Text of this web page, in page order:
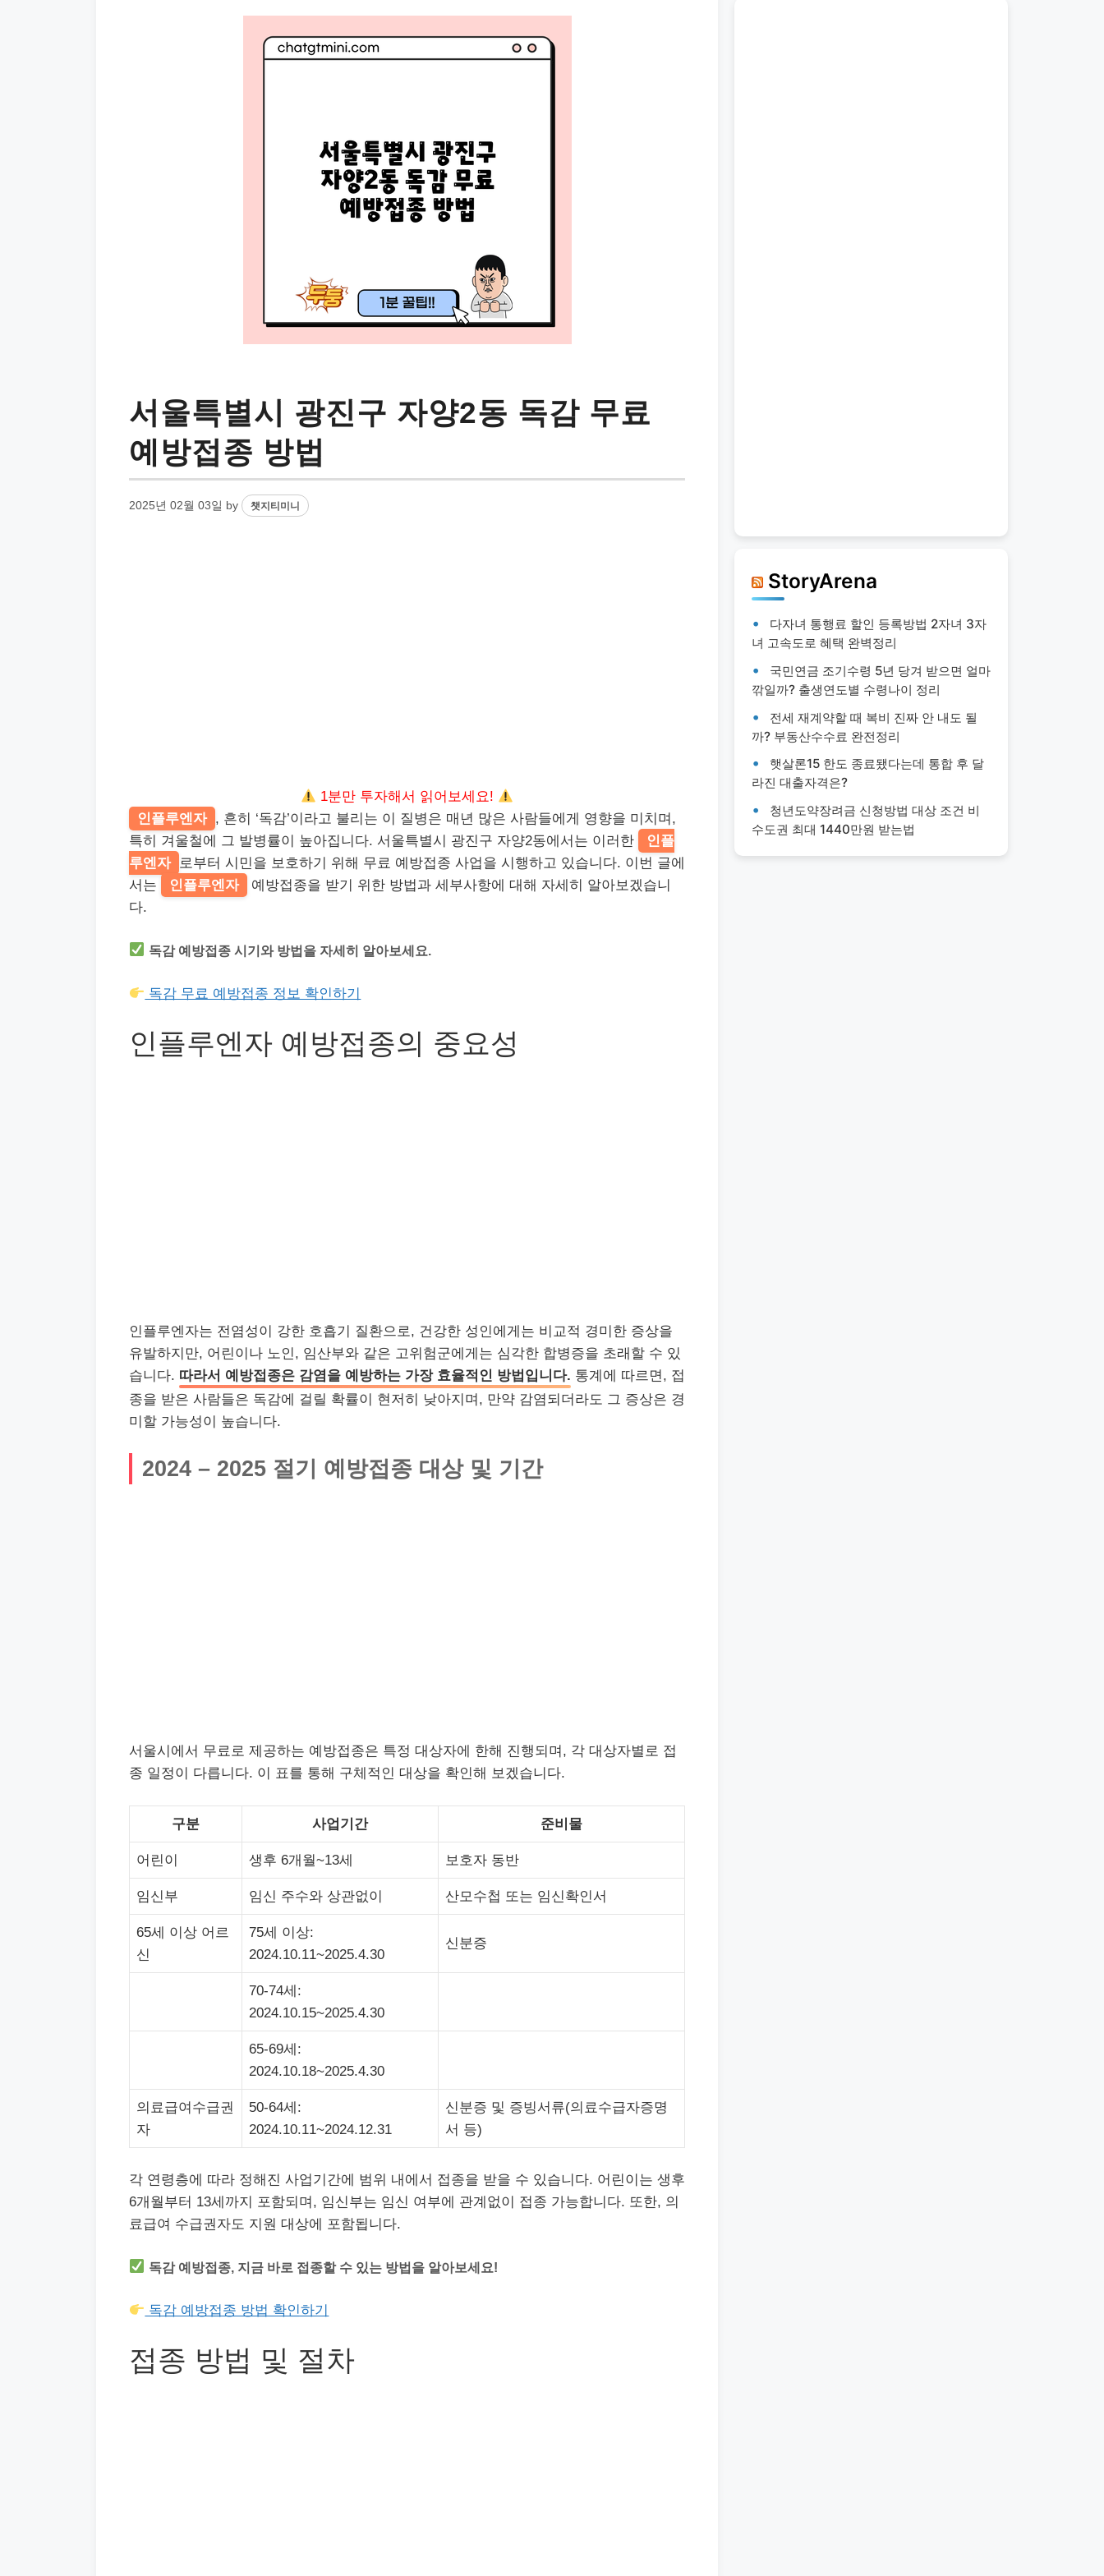
서울특별시 광진구 자양2동 독감 무료
예방접종 방법
2025년 02월 03일 by 챗지티미니
1분만 투자해서 읽어보세요!
인플루엔자 , 흔히 ‘독감’이라고 불리는 이 질병은 매년 많은 사람들에게 영향을 미치며,
특히 겨울철에 그 발병률이 높아집니다. 서울특별시 광진구 자양2동에서는 이러한
인플
루엔자 로부터 시민을 보호하기 위해 무료 예방접종 사업을 시행하고 있습니다. 이번 글에
서는
인플루엔자
예방접종을 받기 위한 방법과 세부사항에 대해 자세히 알아보겠습니
다.
독감 예방접종 시기와 방법을 자세히 알아보세요.
독감 무료 예방접종 정보 확인하기
인플루엔자 예방접종의 중요성
인플루엔자는 전염성이 강한 호흡기 질환으로, 건강한 성인에게는 비교적 경미한 증상을
유발하지만, 어린이나 노인, 임산부와 같은 고위험군에게는 심각한 합병증을 초래할 수 있
습니다. 따라서 예방접종은 감염을 예방하는 가장 효율적인 방법입니다. 통계에 따르면, 접
종을 받은 사람들은 독감에 걸릴 확률이 현저히 낮아지며, 만약 감염되더라도 그 증상은 경
미할 가능성이 높습니다.
2024 – 2025 절기 예방접종 대상 및 기간
서울시에서 무료로 제공하는 예방접종은 특정 대상자에 한해 진행되며, 각 대상자별로 접
종 일정이 다릅니다. 이 표를 통해 구체적인 대상을 확인해 보겠습니다.
구분 사업기간 준비물
어린이 생후 6개월~13세 보호자 동반
임신부 임신 주수와 상관없이 산모수첩 또는 임신확인서
65세 이상 어르
신
75세 이상:
2024.10.11~2025.4.30
신분증
70-74세:
2024.10.15~2025.4.30
65-69세:
2024.10.18~2025.4.30
의료급여수급권
자
50-64세:
2024.10.11~2024.12.31
신분증 및 증빙서류(의료수급자증명
서 등)
각 연령층에 따라 정해진 사업기간에 범위 내에서 접종을 받을 수 있습니다. 어린이는 생후
6개월부터 13세까지 포함되며, 임신부는 임신 여부에 관계없이 접종 가능합니다. 또한, 의
료급여 수급권자도 지원 대상에 포함됩니다.
독감 예방접종, 지금 바로 접종할 수 있는 방법을 알아보세요!
독감 예방접종 방법 확인하기
접종 방법 및 절차
StoryArena
다자녀 통행료 할인 등록방법 2자녀 3자
녀 고속도로 혜택 완벽정리
국민연금 조기수령 5년 당겨 받으면 얼마
깎일까? 출생연도별 수령나이 정리
전세 재계약할 때 복비 진짜 안 내도 될
까? 부동산수수료 완전정리
햇살론15 한도 종료됐다는데 통합 후 달
라진 대출자격은?
청년도약장려금 신청방법 대상 조건 비
수도권 최대 1440만원 받는법